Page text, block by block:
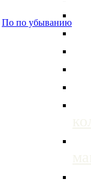
По по убыванию